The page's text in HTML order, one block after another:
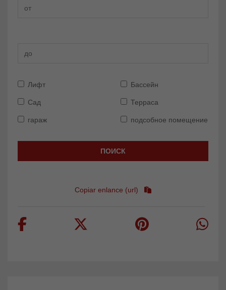
Лифт Бассейн
Сад Терраса
гараж подсобное помещение
ПОИСК
Copiar enlance (url)